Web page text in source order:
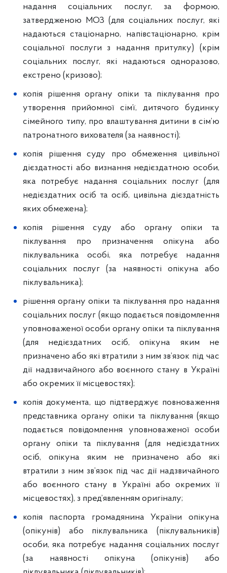
надання соціальних послуг, за формою,
затвердженою МОЗ (для соціальних послуг, які
надаються стаціонарно, напівстаціонарно, крім
соціальної послуги з надання притулку) (крім
соціальних послуг, які надаються одноразово,
екстрено (кризово);
копія рішення органу опіки та піклування про
утворення прийомної сім’ї, дитячого будинку
сімейного типу, про влаштування дитини в сім’ю
патронатного вихователя (за наявності);
копія рішення суду про обмеження цивільної
дієздатності або визнання недієздатною особи,
яка потребує надання соціальних послуг (для
недієздатних осіб та осіб, цивільна дієздатність
яких обмежена);
копія рішення суду або органу опіки та
піклування про призначення опікуна або
піклувальника особі, яка потребує надання
соціальних послуг (за наявності опікуна або
піклувальника);
рішення органу опіки та піклування про надання
соціальних послуг (якщо подається повідомлення
уповноваженої особи органу опіки та піклування
(для недієздатних осіб, опікуна яким не
призначено або які втратили з ним зв’язок під час
дії надзвичайного або воєнного стану в Україні
або окремих її місцевостях);
копія документа, що підтверджує повноваження
представника органу опіки та піклування (якщо
подається повідомлення уповноваженої особи
органу опіки та піклування (для недієздатних
осіб, опікуна яким не призначено або які
втратили з ним зв’язок під час дії надзвичайного
або воєнного стану в Україні або окремих її
місцевостях), з пред’явленням оригіналу;
копія паспорта громадянина України опікуна
(опікунів) або піклувальника (піклувальників)
особи, яка потребує надання соціальних послуг
(за наявності опікуна (опікунів) або